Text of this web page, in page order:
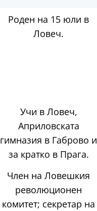
Роден на 15 юли в
Ловеч.
Учи в Ловеч,
Априловската
гимназия в Габрово и
за кратко в Прага.
Член на Ловешкия
революционен
комитет; секретар на